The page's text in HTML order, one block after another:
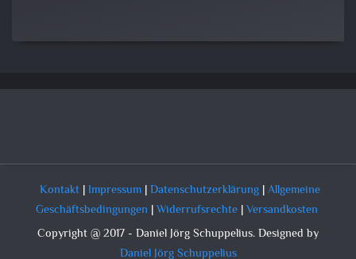
Kontakt| Impressum|Datenschutzerklärung|Allgemeine
Geschäftsbedingungen |Widerrufsrechte|Versandkosten
Copyright @ 2017 - Daniel Jörg Schuppelius. Designed by
Daniel Jörg Schuppelius